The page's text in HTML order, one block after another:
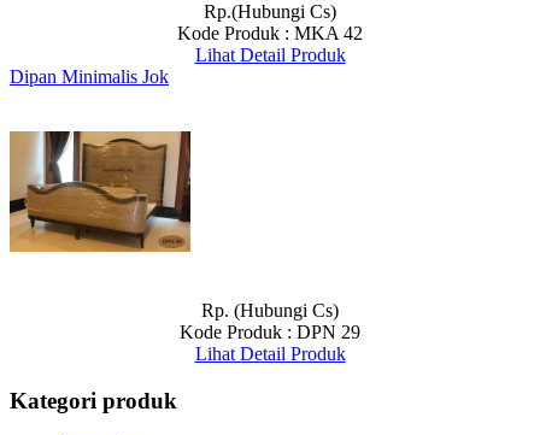
Rp.(Hubungi Cs)
Kode Produk : MKA 42
Lihat Detail Produk
Dipan Minimalis Jok
Rp. (Hubungi Cs)
Kode Produk : DPN 29
Lihat Detail Produk
Kategori produk